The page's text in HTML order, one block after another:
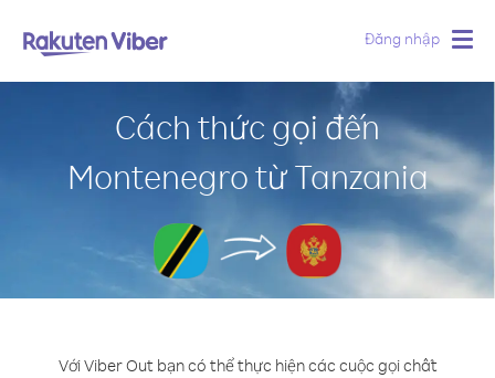
Đăng nhập
Cách thức gọi đến
Montenegro từ Tanzania
Với Viber Out bạn có thể thực hiện các cuộc gọi chất